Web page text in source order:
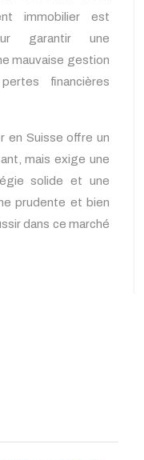
immobilier est
garantir une
mauvaise gestion
financières
en Suisse offre un
mais exige une
solide et une
prudente et bien
dans ce marché